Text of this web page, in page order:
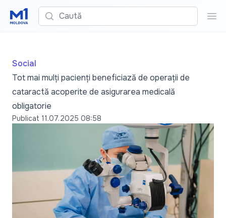
Caută
Social
Tot mai mulți pacienți beneficiază de operații de
cataractă acoperite de asigurarea medicală
obligatorie
Publicat 11.07.2025 08:58